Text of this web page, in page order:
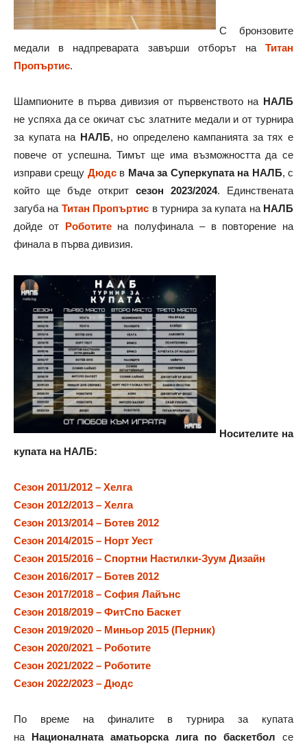
С бронзовите
медали в надпреварата завърши отборът на Титан
Пропъртис.
Шампионите в първа дивизия от първенството на НАЛБ
не успяха да се окичат със златните медали и от турнира
за купата на НАЛБ, но определено кампанията за тях е
повече от успешна. Тимът ще има възможността да се
изправи срещу Дюдсв Мача за Суперкупата на НАЛБ, с
който ще бъде открит сезон 2023/2024. Единствената
загуба на Титан Пропъртис в турнира за купата на НАЛБ
дойде от Роботитена полуфинала – в повторение на
финала в първа дивизия.
Носителите на
купата на НАЛБ:
Сезон 2011/2012 – Хелга
Сезон 2012/2013 – Хелга
Сезон 2013/2014 – Ботев 2012
Сезон 2014/2015 – Норт Уест
Сезон 2015/2016 – Спортни Настилки-Зуум Дизайн
Сезон 2016/2017 – Ботев 2012
Сезон 2017/2018 – София Лайънс
Сезон 2018/2019 – ФитСпо Баскет
Сезон 2019/2020 – Миньор 2015 (Перник)
Сезон 2020/2021 – Роботите
Сезон 2021/2022 – Роботите
Сезон 2022/2023 – Дюдс
По време на финалите в турнира за купата
на Националната аматьорска лига по баскетбол се